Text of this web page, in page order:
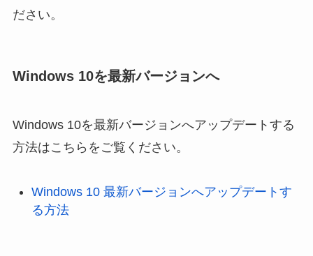
ださい。
Windows 10を最新バージョンへ
Windows 10を最新バージョンへアップデートする
方法はこちらをご覧ください。
Windows 10 最新バージョンへアップデートす
る方法